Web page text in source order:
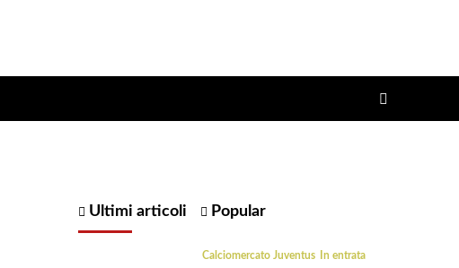
Ultimi articoli Popular
Calciomercato Juventus In entrata